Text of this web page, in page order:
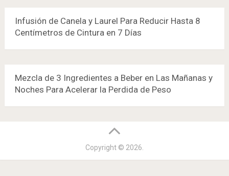
Infusión de Canela y Laurel Para Reducir Hasta 8
Centímetros de Cintura en 7 Días
Mezcla de 3 Ingredientes a Beber en Las Mañanas y
Noches Para Acelerar la Perdida de Peso
Copyright © 2026.